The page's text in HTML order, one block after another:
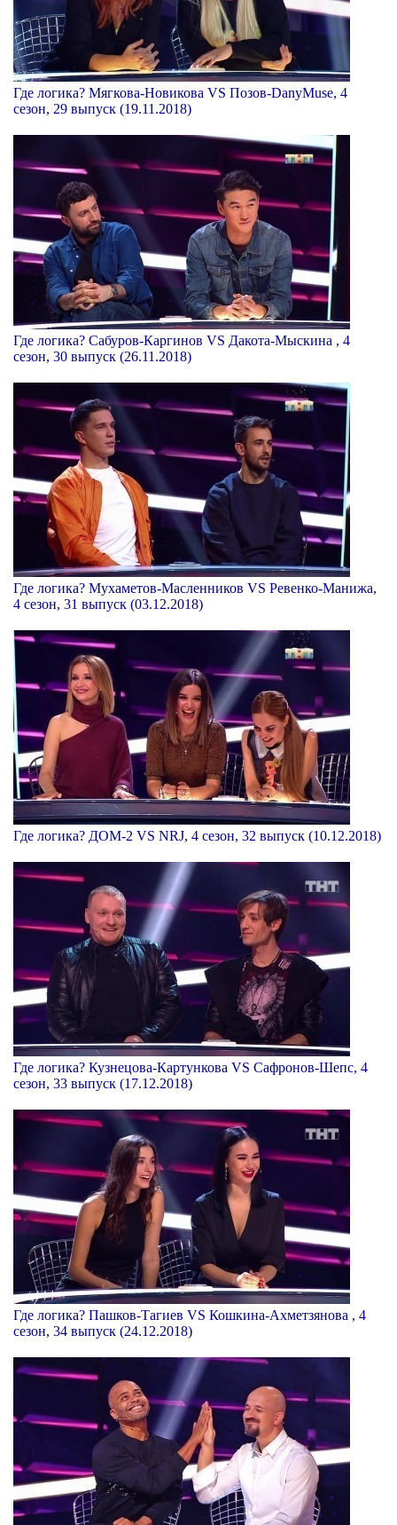
Где логика? Мягкова-Новикова VS Позов-DanyMuse, 4
сезон, 29 выпуск (19.11.2018)
Где логика? Сабуров-Каргинов VS Дакота-Мыскина , 4
сезон, 30 выпуск (26.11.2018)
Где логика? Мухаметов-Масленников VS Ревенко-Манижа,
4 сезон, 31 выпуск (03.12.2018)
Где логика? ДОМ-2 VS NRJ, 4 сезон, 32 выпуск (10.12.2018)
Где логика? Кузнецова-Картункова VS Сафронов-Шепс, 4
сезон, 33 выпуск (17.12.2018)
Где логика? Пашков-Тагиев VS Кошкина-Ахметзянова , 4
сезон, 34 выпуск (24.12.2018)